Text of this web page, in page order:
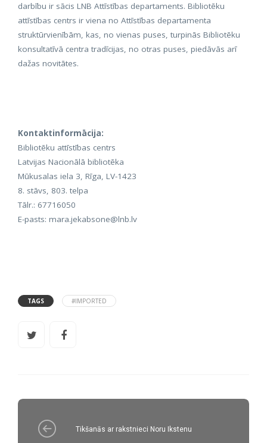
darbību ir sācis LNB Attīstības departaments. Bibliotēku
attīstības centrs ir viena no Attīstības departamenta
struktūrvienībām, kas, no vienas puses, turpinās Bibliotēku
konsultatīvā centra tradīcijas, no otras puses, piedāvās arī
dažas novitātes.
Kontaktinformācija:
Bibliotēku attīstības centrs
Latvijas Nacionālā bibliotēka
Mūkusalas iela 3, Rīga, LV-1423
8. stāvs, 803. telpa
Tālr.: 67716050
E-pasts: mara.jekabsone@lnb.lv
TAGS #IMPORTED
Tikšanās ar rakstnieci Noru Ikstenu